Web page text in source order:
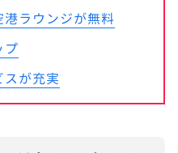
ラウンジが無料
プ
が充実